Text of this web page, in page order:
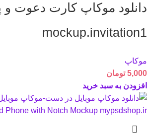
دانلود موکاپ کارت دعوت و
mockup.invitation1
موکاپ
5,000 تومان
افزودن به سبد خرید